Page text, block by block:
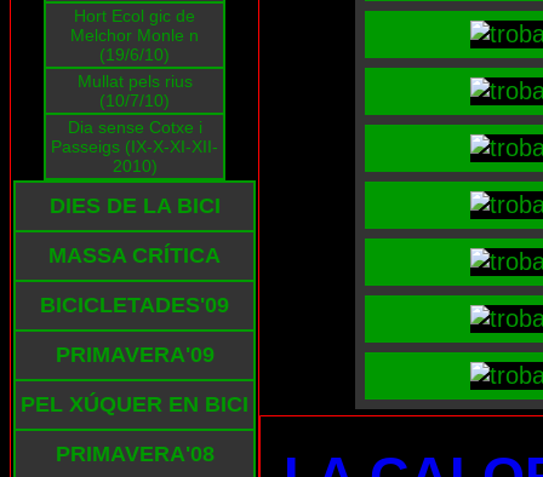
Hort Ecol gic de
Melchor Monle n
(19/6/10)
Mullat pels rius
(10/7/10)
Dia sense Cotxe i
Passeigs (IX-X-XI-XII-
2010)
DIES DE LA BICI
MASSA CRÍTICA
BICICLETADES'09
PRIMAVERA'09
PEL XÚQUER EN BICI
PRIMAVERA'08